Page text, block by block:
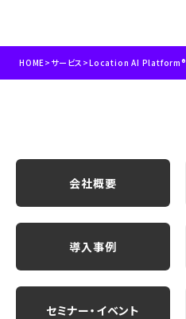
HOME> サービス >Location AI Platform®
会社概要
導入事例
セミナー・イベント